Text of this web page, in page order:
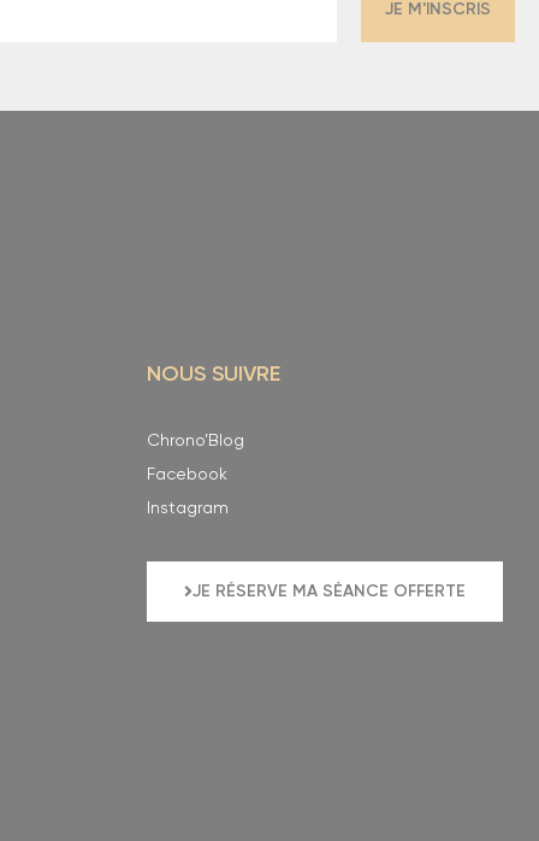
JE M'INSCRIS
NOUS SUIVRE
Chrono’Blog
Facebook
Instagram
JE RÉSERVE MA SÉANCE OFFERTE